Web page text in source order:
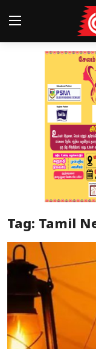
Magazines
Special Story
Business
Crime
Tamilnadu
Tag: Tamil